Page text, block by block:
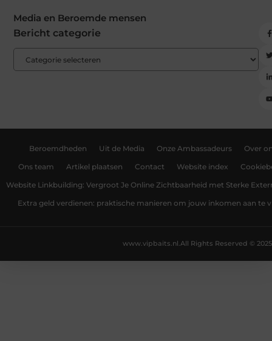
Media en Beroemde mensen
Bericht categorie
Beroemdheden Uit de Media Onze Ambassadeurs Over
Ons team Artikel plaatsen Contact Website index
Website Linkbuilding: Vergroot Je Online Zichtbaarheid met Sterke
Extra geld verdienen: praktische manieren om jouw inkomen aan te
All Rights Reserved © 2025
www.vipbaits.nl.